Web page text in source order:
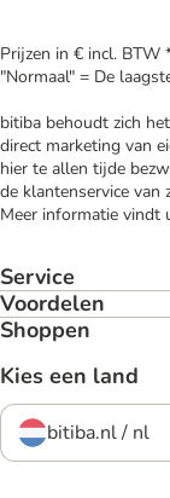
Prijzen in € incl. BTW
"Normaal" = De
bitiba behoudt zich
direct marketing van
hier te allen tijde
de klantenservice
Meer informatie vindt
Service
Voordelen
Shoppen
Kies een land
bitiba.nl / nl